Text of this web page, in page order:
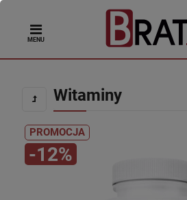
MENU
Witaminy
PROMOCJA
-12%